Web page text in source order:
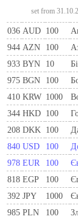
set from
036 AUD 100
944 AZN 100
933 BYN 10
975 BGN 100
410 KRW 1000
344 HKD 100
208 DKK 100
840 USD 100
978 EUR 100
818 EGP 100
392 JPY 1000
985 PLN 100